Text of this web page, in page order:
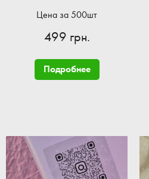
Цена за 500шт
499 грн.
Подробнее